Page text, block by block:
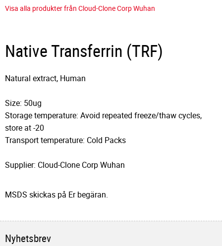
Visa alla produkter från Cloud-Clone Corp Wuhan
Native Transferrin (TRF)
Natural extract, Human
Size: 50ug
Storage temperature: Avoid repeated freeze/thaw cycles,
store at -20
Transport temperature: Cold Packs
Supplier: Cloud-Clone Corp Wuhan
MSDS skickas på Er begäran.
Nyhetsbrev